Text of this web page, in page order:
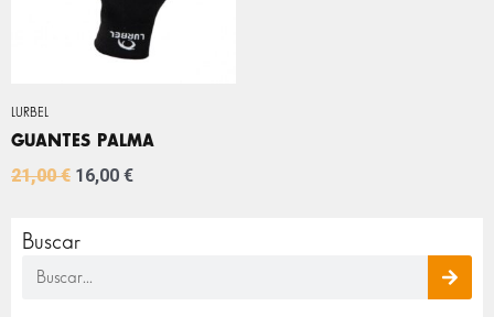
Buscar
LURBEL
GUANTES PALMA
21,00€ 16,00 €